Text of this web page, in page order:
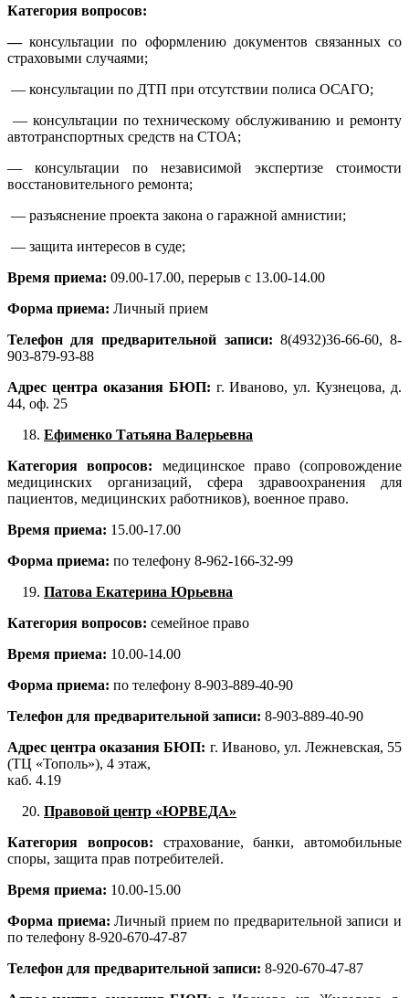
Категория вопросов:
—консультации по оформлению документов связанных со
страховыми случаями;
— консультации по ДТП при отсутствии полиса ОСАГО;
— консультации по техническому обслуживанию и ремонту
автотранспортных средств на СТОА;
— консультации по независимой экспертизе стоимости
восстановительного ремонта;
— разъяснение проекта закона о гаражной амнистии;
— защита интересов в суде;
Время приема: 09.00-17.00, перерыв с 13.00-14.00
Форма приема: Личный прием
Телефон для предварительной записи: 8(4932)36-66-60, 8-
903-879-93-88
Адрес центра оказания БЮП: г. Иваново, ул. Кузнецова, д.
44, оф. 25
Ефименко Татьяна Валерьевна
Категория вопросов: медицинское право (сопровождение
медицинских организаций, сфера здравоохранения для
пациентов, медицинских работников), военное право.
Время приема: 15.00-17.00
Форма приема: по телефону 8-962-166-32-99
Патова Екатерина Юрьевна
Категория вопросов: семейное право
Время приема: 10.00-14.00
Форма приема: по телефону 8-903-889-40-90
Телефон для предварительной записи: 8-903-889-40-90
Адрес центра оказания БЮП: г. Иваново, ул. Лежневская, 55
(ТЦ «Тополь»), 4 этаж,
каб. 4.19
Правовой центр «ЮРВЕДА»
Категория вопросов: страхование, банки, автомобильные
споры, защита прав потребителей.
Время приема: 10.00-15.00
Форма приема:Личный прием по предварительной записи и
по телефону 8-920-670-47-87
Телефон для предварительной записи: 8-920-670-47-87